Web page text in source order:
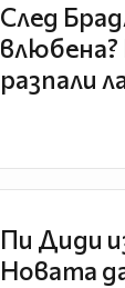
След
разпали
Пи Диди
Новата